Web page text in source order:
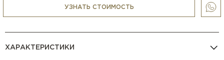
УЗНАТЬ СТОИМОСТЬ
ХАРАКТЕРИСТИКИ